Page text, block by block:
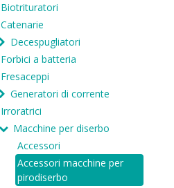
Biotrituratori
Catenarie
Decespugliatori
Forbici a batteria
Fresaceppi
Generatori di corrente
Irroratrici
Macchine per diserbo
Accessori
Accessori macchine per
pirodiserbo